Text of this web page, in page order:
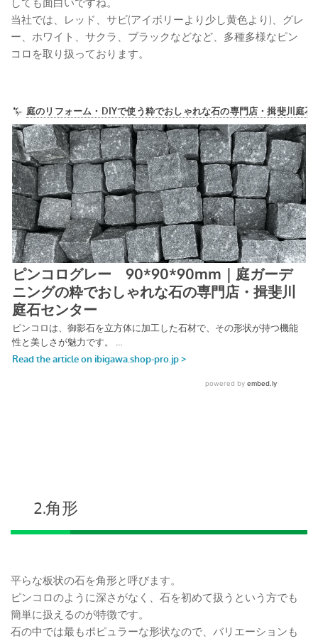
しても面白いですね。
当社では、レッド、サビ(アイボリーより少し黄色より)、グレ
ー、ホワイト、サクラ、ブラックなどなど、多種多様なピン
コロを取り扱っております。
2.角形
平らな板状の石を角形と呼びます。
ピンコロのように深さがなく、石を初めて扱うという方でも
簡単に扱えるのが特徴です。
石の中では最もポピュラーな形状なので、バリエーションも